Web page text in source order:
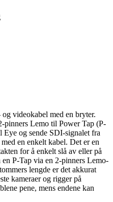
videokabel med en bryter.
pinners Lemo til Power Tap (P-
og sende SDI-signalet fra
en enkelt kabel. Det er en
for å enkelt slå av eller på
P-Tap via en 2-pinners Lemo-
lengde er det akkurat
kameraer og rigger på
pene, mens endene kan